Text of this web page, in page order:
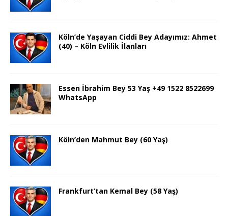
Köln’de Yaşayan Ciddi Bey Adayımız: Ahmet
(40) – Köln Evlilik İlanları
Essen İbrahim Bey 53 Yaş +49 1522 8522699
WhatsApp
Köln’den Mahmut Bey (60 Yaş)
Frankfurt’tan Kemal Bey (58 Yaş)